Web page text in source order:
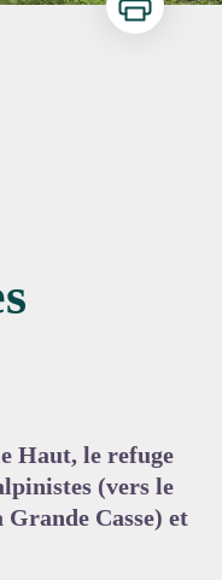
Haut, le refuge
(vers le
Casse) et